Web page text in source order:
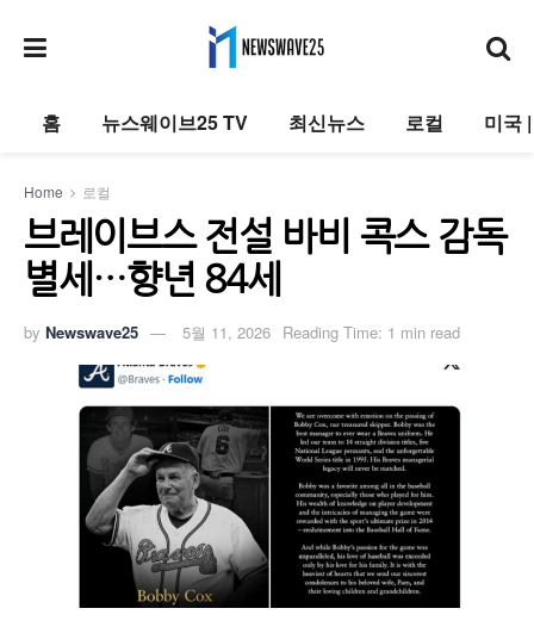
홈 뉴스웨이브25 TV 최신뉴스 로컬 미국
Home 로컬
브레이브스 전설 바비 콕스 감독
별세…향년 84세
by Newswave25 5월 11, 2026 Reading Time: 1 min read